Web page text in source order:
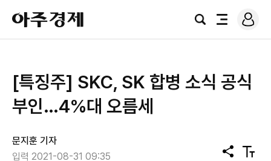
아
주
경
검
전
로
그
​[특징주] SKC, SK 합병 소식 공식
부인…4%대 오름세
문지훈 기자
입력 2021-08-31 09:35
공
텍